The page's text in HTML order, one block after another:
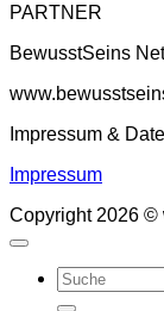
PARTNER
BewusstSeins
Impressum &
Impressum
Copyright 2026 ©